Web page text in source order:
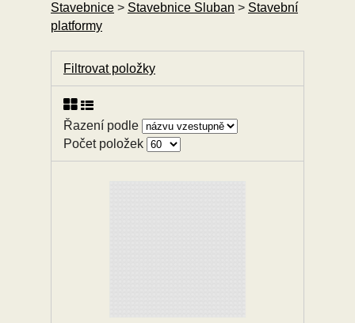
Stavebnice > Stavebnice Sluban > Stavební
platformy
Filtrovat položky
Řazení podle
Počet položek